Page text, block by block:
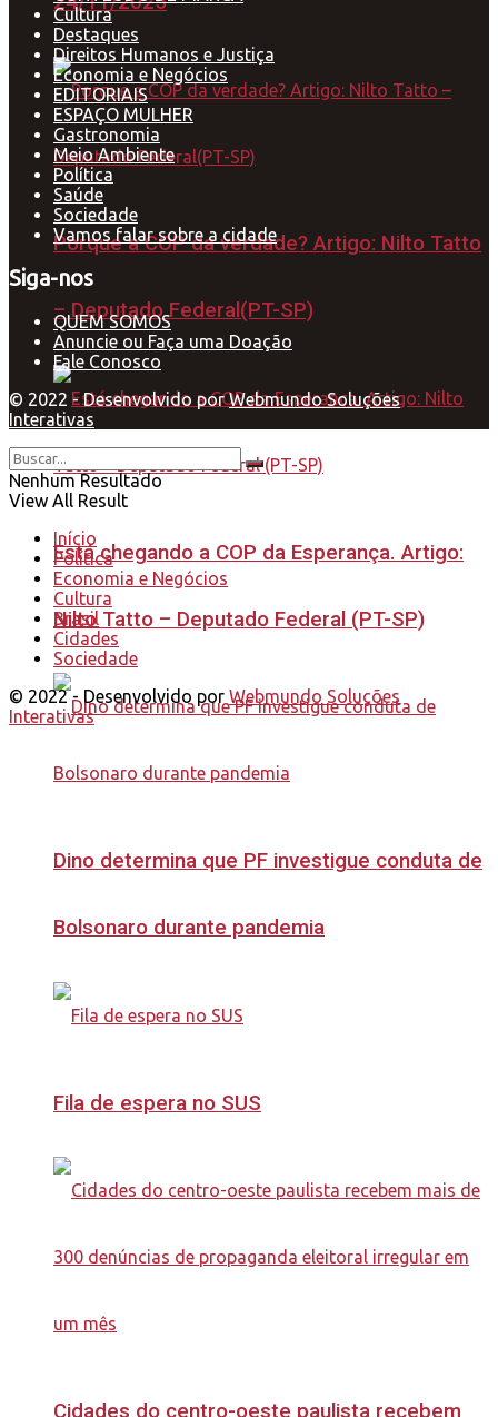
Porque a COP da verdade? Artigo: Nilto Tatto
– Deputado Federal(PT-SP)
Está chegando a COP da Esperança. Artigo:
Nilto Tatto – Deputado Federal (PT-SP)
Dino determina que PF investigue conduta de
Bolsonaro durante pandemia
Fila de espera no SUS
Cidades do centro-oeste paulista recebem
Cultura
Destaques
Direitos Humanos e Justiça
Economia e Negócios
EDITORIAIS
ESPAÇO MULHER
Gastronomia
Meio Ambiente
Política
Saúde
Sociedade
Vamos falar sobre a cidade
Siga-nos
QUEM SOMOS
Anuncie ou Faça uma Doação
Fale Conosco
© 2022 - Desenvolvido porWebmundo Soluções
Interativas
Nenhum Resultado
View All Result
Início
Política
Economia e Negócios
Cultura
Brasil
Cidades
Sociedade
© 2022 - Desenvolvido por Webmundo Soluções
Interativas